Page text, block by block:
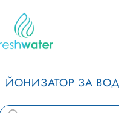
ЙОНИЗАТОР ЗА